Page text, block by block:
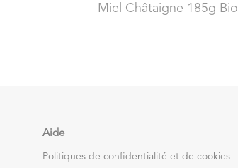
Miel Châtaigne 185g Bio
Aide
Politiques de confidentialité et de cookies